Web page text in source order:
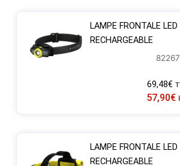
LAMPE FRONTALE
RECHARGEABLE
82267
69,48€
57,90€
LAMPE FRONTALE
RECHARGEABLE